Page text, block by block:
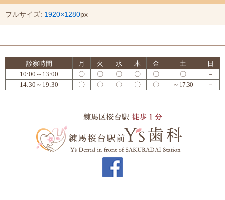
フルサイズ: 1920×1280px
診察時間 月 火 水 木 金 土
日
10:00～13:00
〇 〇 〇 〇 〇 〇
－
14:30～19:30
〇 〇 〇 〇 〇 ～17:30 －